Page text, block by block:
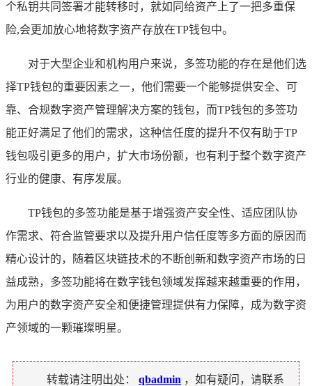
个私钥共同签署才能转移时，就如同给资产上了一把多重保
险,会更加放心地将数字资产存放在TP钱包中。
对于大型企业和机构用户来说，多签功能的存在是他们选
择TP钱包的重要因素之一，他们需要一个能够提供安全、可
靠、合规数字资产管理解决方案的钱包，而TP钱包的多签功
能正好满足了他们的需求，这种信任度的提升不仅有助于TP
钱包吸引更多的用户，扩大市场份额，也有利于整个数字资产
行业的健康、有序发展。
TP钱包的多签功能是基于增强资产安全性、适应团队协
作需求、符合监管要求以及提升用户信任度等多方面的原因而
精心设计的，随着区块链技术的不断创新和数字资产市场的日
益成熟，多签功能将在数字钱包领域发挥越来越重要的作用，
为用户的数字资产安全和便捷管理提供有力保障，成为数字资
产领域的一颗璀璨明星。
转载请注明出处： qbadmin ，如有疑问，请联系